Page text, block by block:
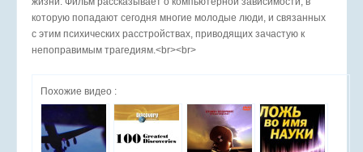
которую попадают сегодня многие молодые люди, и связанных
с этим психических расстройствах, приводящих зачастую к
непоправимым трагедиям.<br><br>
Похожие видео :